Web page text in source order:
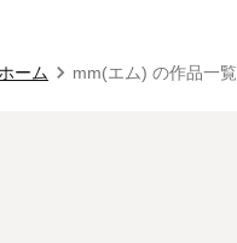
ーム mm(エム) の作品一覧